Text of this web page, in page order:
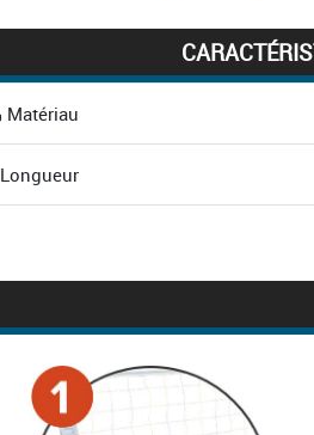
Matériau
Longueur
Dimension du profil